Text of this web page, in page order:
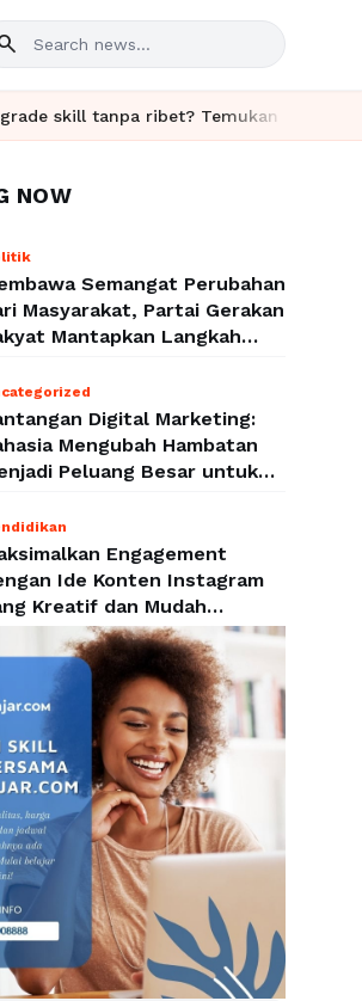
tanpa ribet? Temukan kelas seru dan
NOW
Semangat Perubahan
Masyarakat, Partai Gerakan
Mantapkan Langkah
Digital Marketing:
Mengubah Hambatan
Peluang Besar untuk
Engagement
Ide Konten Instagram
Kreatif dan Mudah